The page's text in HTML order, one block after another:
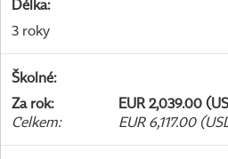
Délka:
3 roky
Školné:
Za rok:
EUR 2,039.00
Celkem: EUR 6,117.00